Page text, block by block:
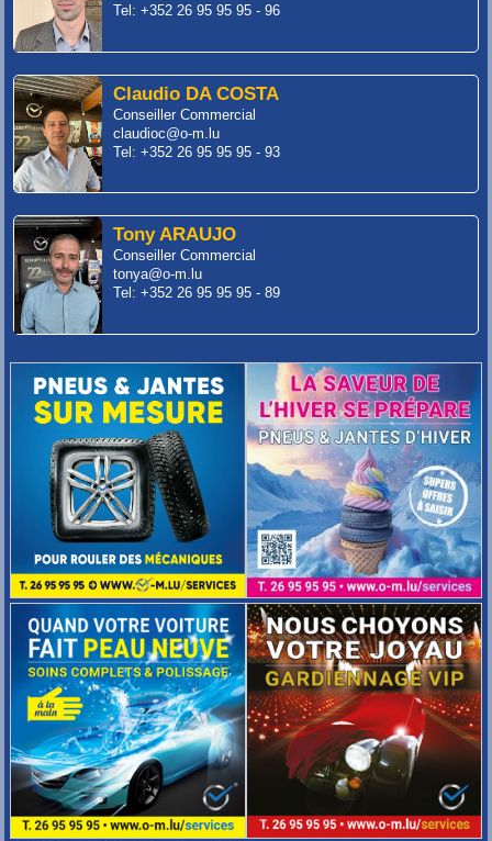
Tel: +352 26 95 95 95 - 96
Claudio DA COSTA
Conseiller Commercial
claudioc@o-m.lu
Tel: +352 26 95 95 95 - 93
Tony ARAUJO
Conseiller Commercial
tonya@o-m.lu
Tel: +352 26 95 95 95 - 89